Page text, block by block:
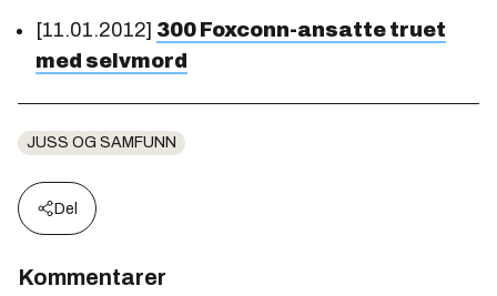
[11.01.2012] 300 Foxconn-ansatte truet
med selvmord
JUSS OG SAMFUNN
Del
Kommentarer